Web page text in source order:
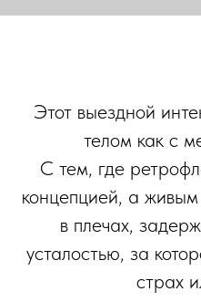
Этот выездной
телом как с
С тем, где
концепцией, а
в плечах,
усталостью, за
страх